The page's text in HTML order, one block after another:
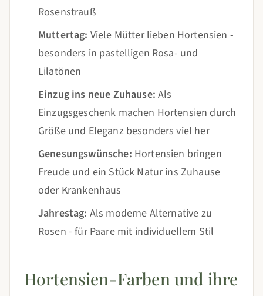
Rosenstrauß
Muttertag: Viele Mütter lieben Hortensien -
besonders in pastelligen Rosa- und
Lilatönen
Einzug ins neue Zuhause: Als
Einzugsgeschenk machen Hortensien durch
Größe und Eleganz besonders viel her
Genesungswünsche: Hortensien bringen
Freude und ein Stück Natur ins Zuhause
oder Krankenhaus
Jahrestag: Als moderne Alternative zu
Rosen - für Paare mit individuellem Stil
Hortensien-Farben und ihre